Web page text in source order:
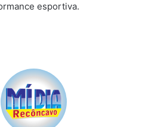
esportiva.